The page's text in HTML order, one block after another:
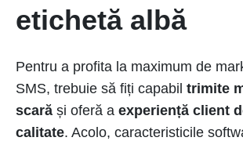
etichetă albă
Pentru a profita la maximum de
SMS, trebuie să fiți capabil trimite
scară și oferă a experiență client
calitate. Acolo, caracteristicile